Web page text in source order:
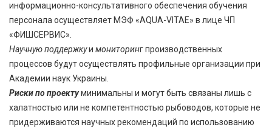
информационно-консультативного обеспечения обучения
персонала осуществляет МЭФ «AQUA-VITAE» в лице ЧП
«ФИШСЕРВИС».
Научную поддержкуи мониторинг производственных
процессов будут осуществлять профильные организации при
Академии наук Украины.
Риски по проектуминимальны и могут быть связаны лишь с
халатностью или не компетентностью рыбоводов, которые не
придерживаются научных рекомендаций по использованию